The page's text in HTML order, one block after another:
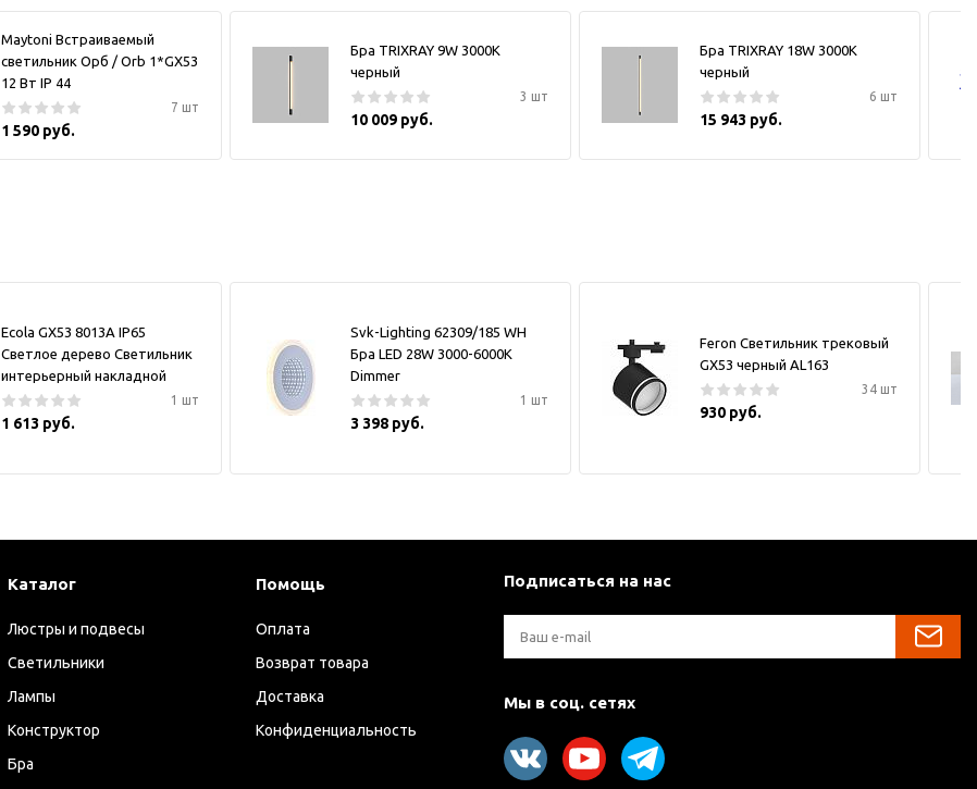
Maytoni Встраиваемый
светильник Орб / Orb 1*GX53
12 Вт IP 44
7 шт
1 590 руб.
Бра TRIXRAY 9W 3000К
черный
3 шт
10 009 руб.
Бра TRIXRAY 18W 3000К
черный
6 шт
15 943 руб.
Ecola GX53 8013A IP65
Светлое дерево Светильник
интерьерный накладной
1 шт
1 613 руб.
Svk-Lighting 62309/185 WH
Бра LED 28W 3000-6000K
Dimmer
1 шт
3 398 руб.
Feron Светильник трековый
GX53 черный AL163
34 шт
930 руб.
Каталог
Люстры и подвесы
Светильники
Лампы
Конструктор
Бра
Помощь
Оплата
Возврат товара
Доставка
Конфиденциальность
Подписаться на нас
Мы в соц. сетях